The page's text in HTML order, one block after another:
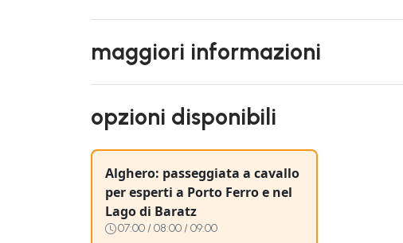
maggiori informazioni
opzioni disponibili
Alghero: passeggiata a cavallo
per esperti a Porto Ferro e nel
Lago di Baratz
07:00 / 08:00 / 09:00